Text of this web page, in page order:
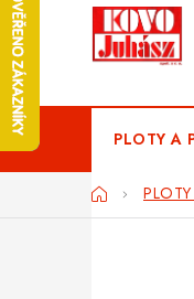
PLOTY A
Domů